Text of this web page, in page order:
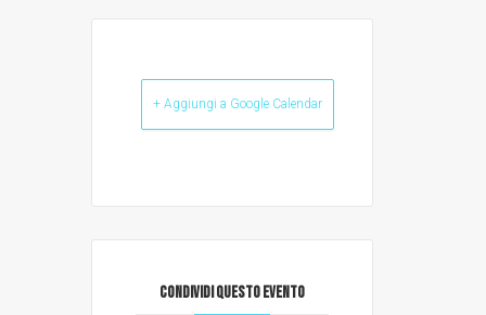
+ Aggiungi a Google Calendar
CONDIVIDI QUESTO EVENTO